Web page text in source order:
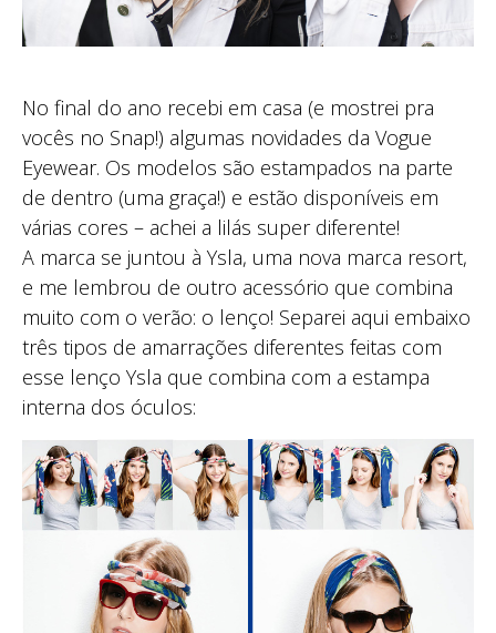
No final do ano recebi em casa (e mostrei pra
vocês no Snap!) algumas novidades da Vogue
Eyewear. Os modelos são estampados na parte
de dentro (uma graça!) e estão disponíveis em
várias cores – achei a lilás super diferente!
A marca se juntou à Ysla, uma nova marca resort,
e me lembrou de outro acessório que combina
muito com o verão: o lenço! Separei aqui embaixo
três tipos de amarrações diferentes feitas com
esse lenço Ysla que combina com a estampa
interna dos óculos: